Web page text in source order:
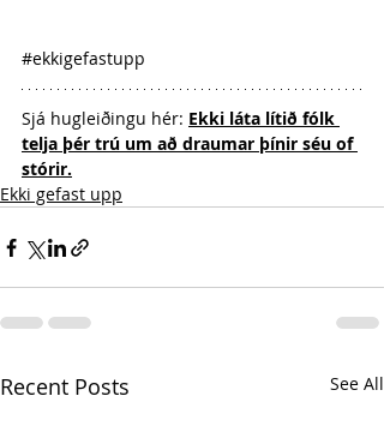
#ekkigefastupp
Sjá hugleiðingu hér: Ekki láta lítið fólk
telja þér trú um að draumar þínir séu of
stórir.
Ekki gefast upp
Recent Posts See All